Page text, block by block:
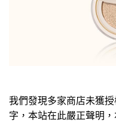
我們發現多家商店未獲
字，本站在此嚴正聲明